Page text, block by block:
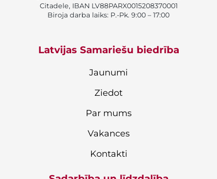
Citadele, IBAN LV88PARX0015208370001
Biroja darba laiks: P.-Pk. 9:00 – 17:00
Latvijas Samariešu biedrība
Jaunumi
Ziedot
Par mums
Vakances
Kontakti